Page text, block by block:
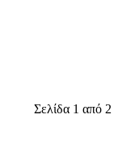
Σελίδα 1 από 2